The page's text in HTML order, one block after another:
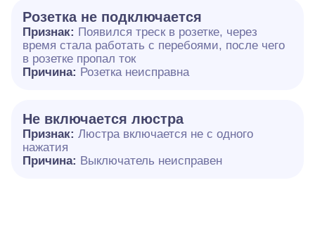
Розетка не подключается
Признак: Появился треск в розетке, через
время стала работать с перебоями, после чего
в розетке пропал ток
Причина: Розетка неисправна
Не включается люстра
Признак: Люстра включается не с одного
нажатия
Причина: Выключатель неисправен